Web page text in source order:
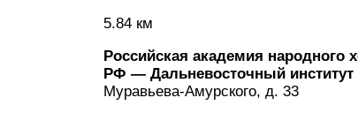
5.84 км
Российская академия народного
РФ — Дальневосточный институт
Муравьева-Амурского, д. 33